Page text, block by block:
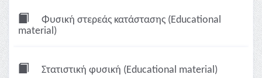
Φυσική στερεάς κατάστασης (Educational
material)
Στατιστική φυσική (Educational material)